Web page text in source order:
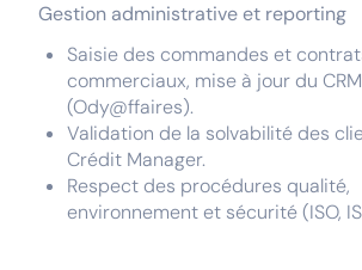
Gestion administrative et reporting
Saisie des commandes et
commerciaux, mise à jour du CRM
(Ody@ffaires).
Validation de la solvabilité des
Crédit Manager.
Respect des procédures qualité,
environnement et sécurité (ISO,